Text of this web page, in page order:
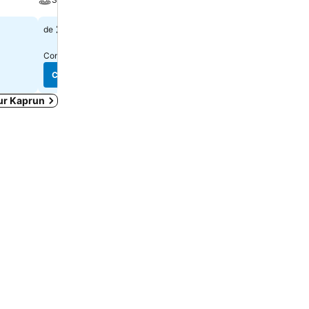
de 202 $
Consulter les prix de
Consulter les prix
Kaprun